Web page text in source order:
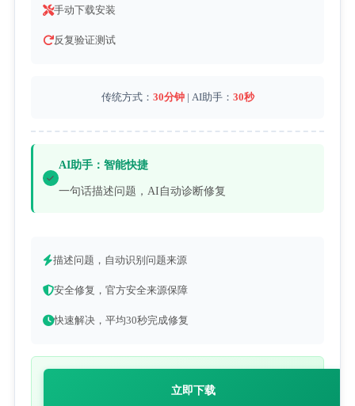
手动下载安装
反复验证测试
传统方式： 30分钟| AI助手： 30秒
AI助手：智能快捷
一句话描述问题，AI自动诊断修复
描述问题，自动识别问题来源
安全修复，官方安全来源保障
快速解决，平均30秒完成修复
立即下载